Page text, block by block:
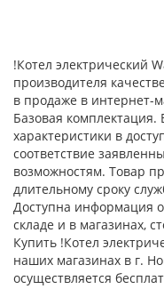
!Котел электрический
производителя
в продаже в интернет-
Базовая
характеристики в
соответствие
возможностям. Товар
длительному сроку
Доступна информация
складе и в магазинах,
Купить !Котел
наших магазинах в г.
осуществляется